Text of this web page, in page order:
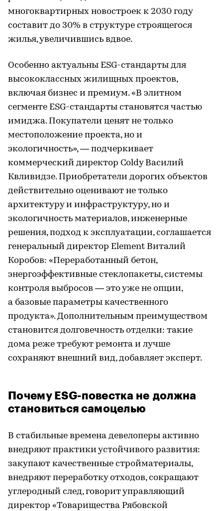
многоквартирных новостроек к 2030 году
составит до 30% в структуре строящегося
жилья, увеличившись вдвое.
Особенно актуальны ESG-стандарты для
высококлассных жилищных проектов,
включая бизнес и премиум. «В элитном
сегменте ESG-стандарты становятся частью
имиджа. Покупатели ценят не только
местоположение проекта, но и
экологичность», — подчеркивает
коммерческий директор Coldy Василий
Квливидзе. Приобретатели дорогих объектов
действительно оценивают не только
архитектуру и инфраструктуру, но и
экологичность материалов, инженерные
решения, подход к эксплуатации, соглашается
генеральный директор Element Виталий
Коробов: «Переработанный бетон,
энергоэффективные стеклопакеты, системы
контроля выбросов — это уже не опции,
а базовые параметры качественного
продукта». Дополнительным преимуществом
становится долговечность отделки: такие
дома реже требуют ремонта и лучше
сохраняют внешний вид, добавляет эксперт.
Почему ESG-повестка не должна
становиться самоцелью
В стабильные времена девелоперы активно
внедряют практики устойчивого развития:
закупают качественные стройматериалы,
внедряют переработку отходов, сокращают
углеродный след, говорит управляющий
директор «Товарищества Рябовской